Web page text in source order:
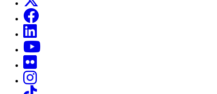
Links, Opens in this window
Links, Opens in this window
Links, Opens in this window
Links, Opens in this window
Links, Opens in this window